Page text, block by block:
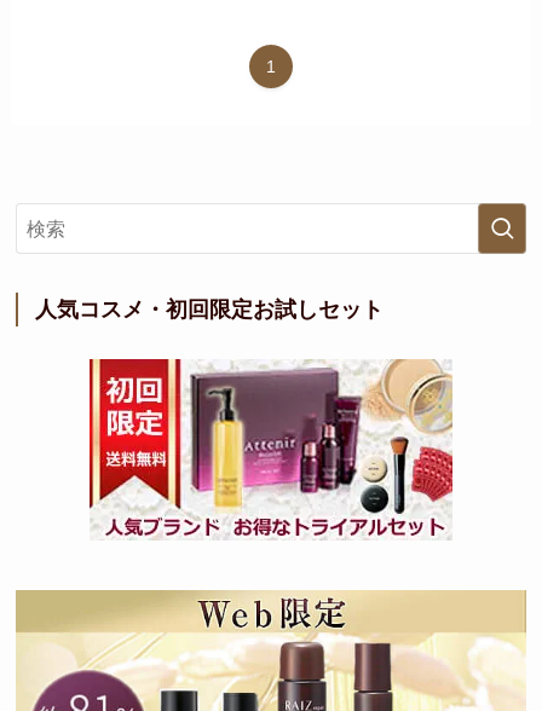
1
人気コスメ・初回限定お試しセット